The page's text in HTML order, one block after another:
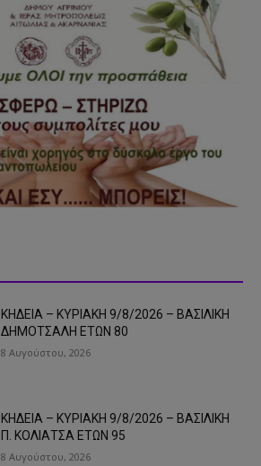
ΚΗΔΕΙΑ – ΚΥΡΙΑΚΗ 9/8/2026 – ΒΑΣΙΛΙΚΗ
ΔΗΜΟΤΣΑΛΗ ΕΤΩΝ 80
8 Αυγούστου, 2026
ΚΗΔΕΙΑ – ΚΥΡΙΑΚΗ 9/8/2026 – ΒΑΣΙΛΙΚΗ
Π. ΚΟΛΙΑΤΣΑ ΕΤΩΝ 95
8 Αυγούστου, 2026